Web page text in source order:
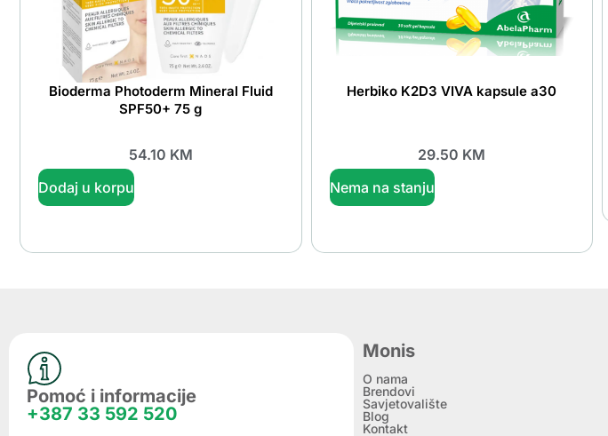
Bioderma Photoderm Mineral Fluid
SPF50+ 75 g
54.10 KM
Dodaj u korpu
Herbiko K2D3 VIVA kapsule a30
29.50 KM
Nema na stanju
Pomoć i informacije
+387 33 592 520
Monis
O nama
Brendovi
Savjetovalište
Blog
Kontakt